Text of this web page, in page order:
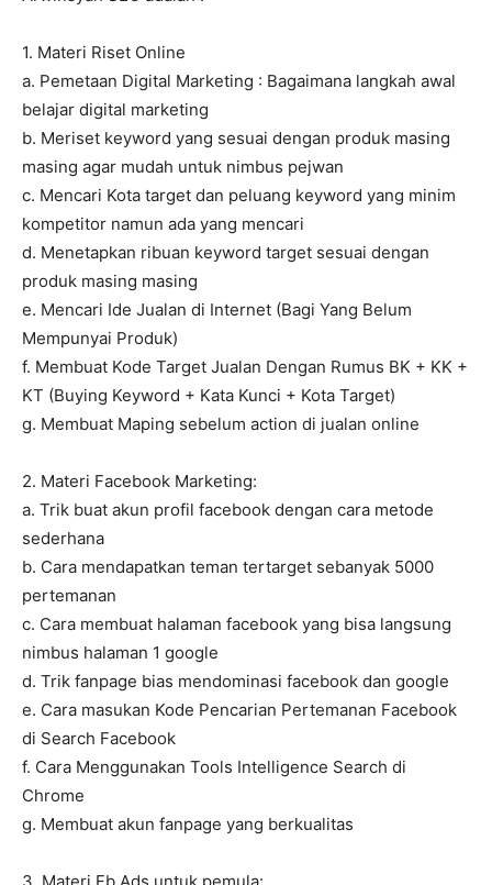
1. Materi Riset Online
a. Pemetaan Digital Marketing : Bagaimana langkah awal
belajar digital marketing
b. Meriset keyword yang sesuai dengan produk masing
masing agar mudah untuk nimbus pejwan
c. Mencari Kota target dan peluang keyword yang minim
kompetitor namun ada yang mencari
d. Menetapkan ribuan keyword target sesuai dengan
produk masing masing
e. Mencari Ide Jualan di Internet (Bagi Yang Belum
Mempunyai Produk)
f. Membuat Kode Target Jualan Dengan Rumus BK + KK +
KT (Buying Keyword + Kata Kunci + Kota Target)
g. Membuat Maping sebelum action di jualan online
2. Materi Facebook Marketing:
a. Trik buat akun profil facebook dengan cara metode
sederhana
b. Cara mendapatkan teman tertarget sebanyak 5000
pertemanan
c. Cara membuat halaman facebook yang bisa langsung
nimbus halaman 1 google
d. Trik fanpage bias mendominasi facebook dan google
e. Cara masukan Kode Pencarian Pertemanan Facebook
di Search Facebook
f. Cara Menggunakan Tools Intelligence Search di
Chrome
g. Membuat akun fanpage yang berkualitas